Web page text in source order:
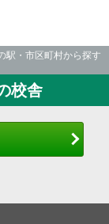
駅・市区町村から探す
校舎